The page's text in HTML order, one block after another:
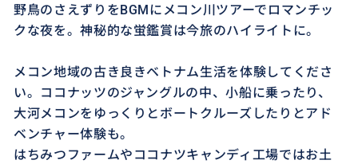
野鳥のさえずりをBGMにメコン川ツアーでロマンチッ
クな夜を。神秘的な蛍鑑賞は今旅のハイライトに。
メコン地域の古き良きベトナム生活を体験してくださ
い。ココナッツのジャングルの中、小船に乗ったり、
大河メコンをゆっくりとボートクルーズしたりとアド
ベンチャー体験も。
はちみつファームやココナツキャンディ工場ではお土